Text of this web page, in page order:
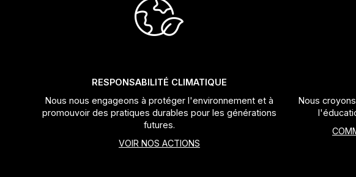
RESPONSABILITÉ CLIMATIQUE
Nous nous engageons à protéger l'environnement et à
promouvoir des pratiques durables pour les générations
futures.
VOIR NOS ACTIONS
Nous